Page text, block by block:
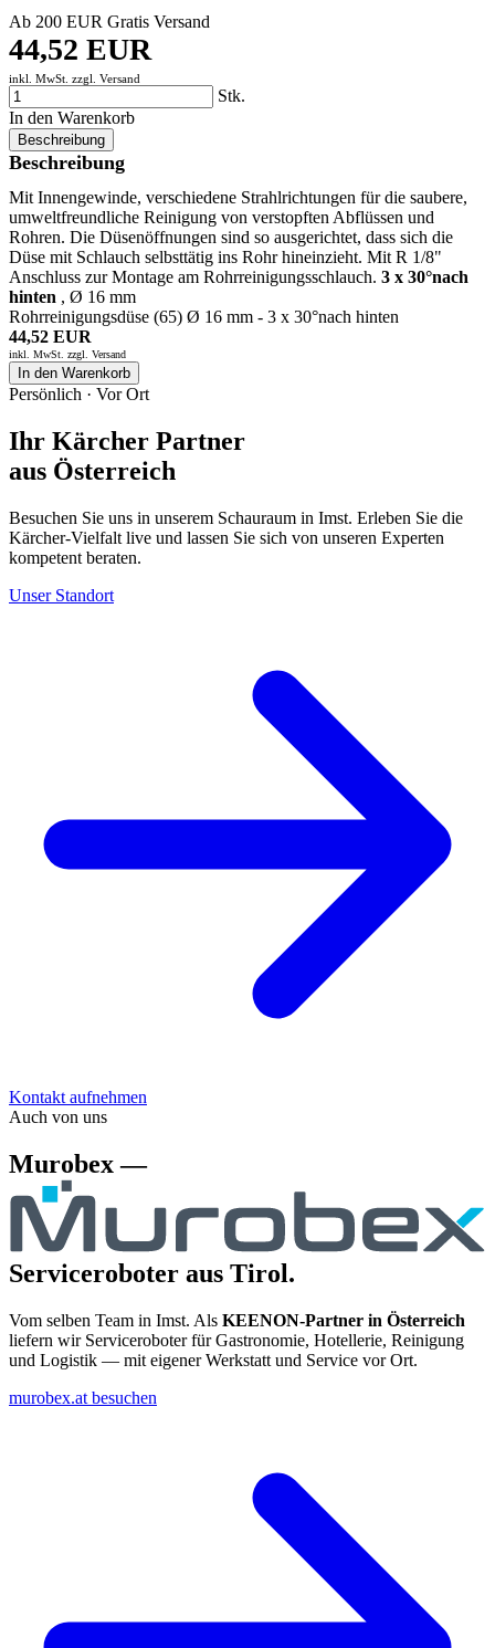
Ab 200 EUR Gratis Versand
44,52 EUR
inkl. MwSt. zzgl. Versand
Stk.
In den Warenkorb
Beschreibung
Beschreibung
Mit Innengewinde, verschiedene Strahlrichtungen für die saubere,
umweltfreundliche Reinigung von verstopften Abflüssen und
Rohren. Die Düsenöffnungen sind so ausgerichtet, dass sich die
Düse mit Schlauch selbsttätig ins Rohr hineinzieht. Mit R 1/8"
Anschluss zur Montage am Rohrreinigungsschlauch. 3 x 30°nach
hinten , Ø 16 mm
Rohrreinigungsdüse (65) Ø 16 mm - 3 x 30°nach hinten
44,52 EUR
inkl. MwSt. zzgl. Versand
In den Warenkorb
Persönlich · Vor Ort
Ihr Kärcher Partner
aus Österreich
Besuchen Sie uns in unserem Schauraum in Imst. Erleben Sie die
Kärcher-Vielfalt live und lassen Sie sich von unseren Experten
kompetent beraten.
Unser Standort
Kontakt aufnehmen
Auch von uns
Murobex —
Serviceroboter aus Tirol.
Vom selben Team in Imst. Als KEENON-Partner in Österreich
liefern wir Serviceroboter für Gastronomie, Hotellerie, Reinigung
und Logistik — mit eigener Werkstatt und Service vor Ort.
murobex.at besuchen